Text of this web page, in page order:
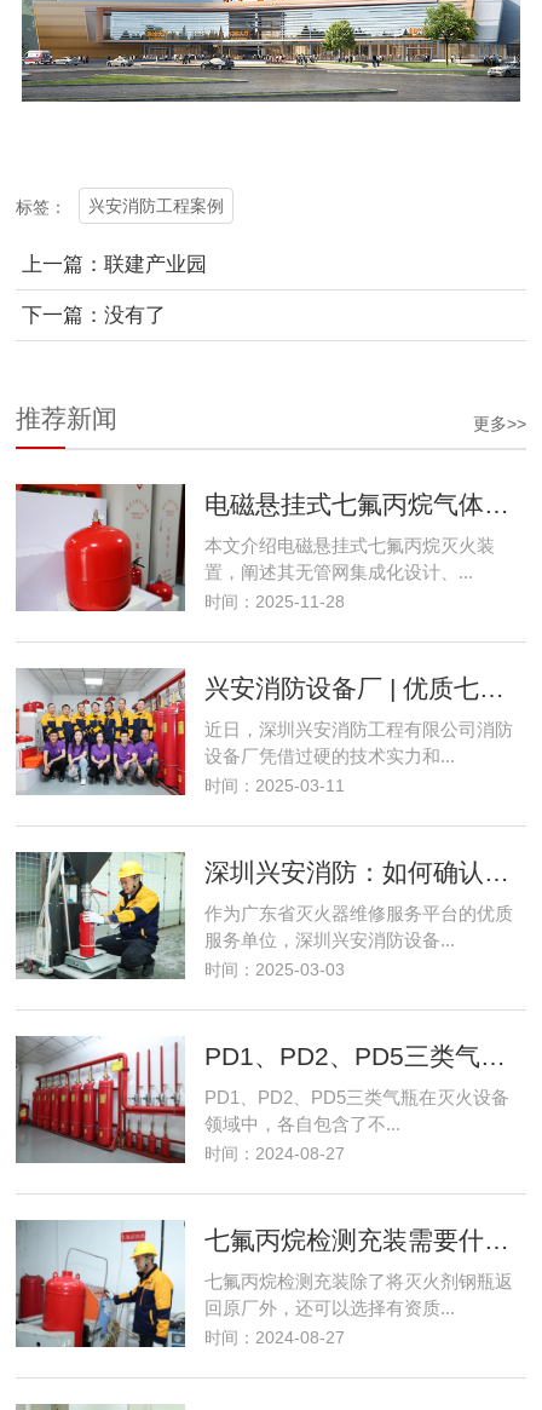
标签： 兴安消防工程案例
上一篇：联建产业园
下一篇：没有了
更多>>
推荐新闻
电磁悬挂式七氟丙烷气体灭火装置使用场景、灭火流程详解
本文介绍电磁悬挂式七氟丙烷灭火装
置，阐述其无管网集成化设计、...
时间：2025-11-28
兴安消防设备厂 | 优质七氟丙烷灭火设备检测充装维修服务单位
近日，深圳兴安消防工程有限公司消防
设备厂凭借过硬的技术实力和...
时间：2025-03-11
深圳兴安消防：如何确认维修后的灭火器是否合格？
作为广东省灭火器维修服务平台的优质
服务单位，深圳兴安消防设备...
时间：2025-03-03
PD1、PD2、PD5三类气瓶包含了哪些常见的灭火设备气瓶
PD1、PD2、PD5三类气瓶在灭火设备
领域中，各自包含了不...
时间：2024-08-27
七氟丙烷检测充装需要什么资质要求？
七氟丙烷检测充装除了将灭火剂钢瓶返
回原厂外，还可以选择有资质...
时间：2024-08-27